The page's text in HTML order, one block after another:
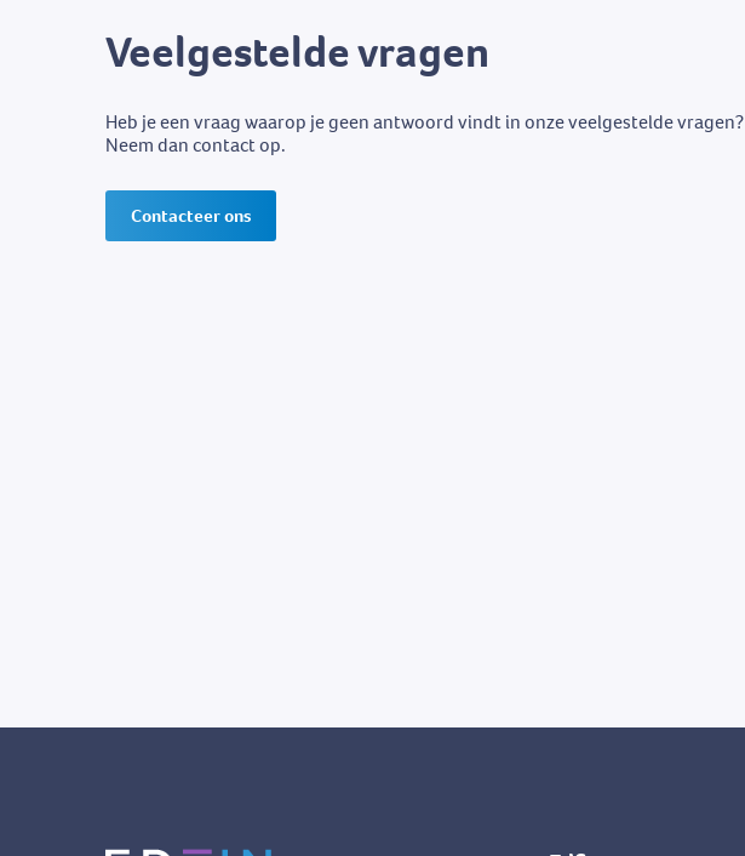
Veelgestelde vragen
Heb je een vraag waarop je geen antwoord vindt in onze veelgestelde vragen?
Neem dan contact op.
Contacteer ons